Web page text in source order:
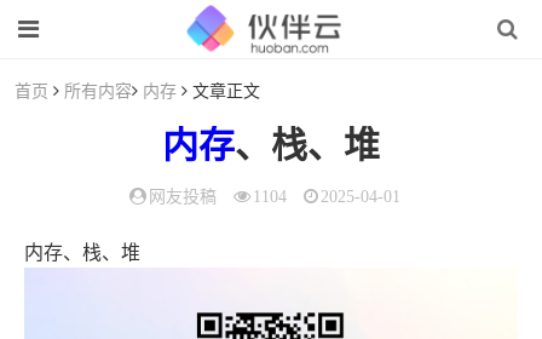
首页 所有内容 内存 文章正文
内存、栈、堆
网友投稿 1104 2025-04-01
内存、栈、堆